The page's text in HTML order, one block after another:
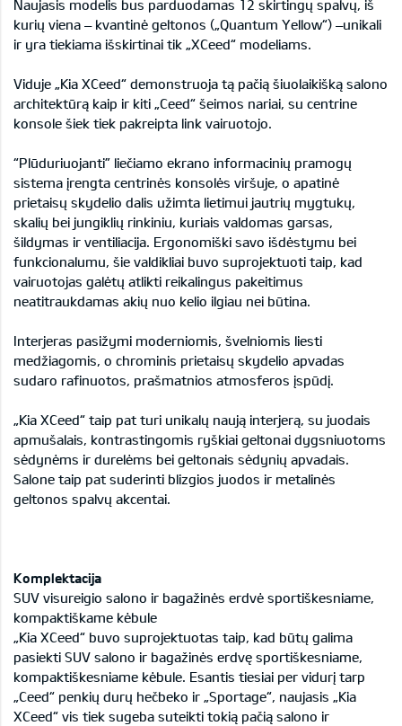
Naujasis modelis bus parduodamas 12 skirtingų spalvų, iš
kurių viena – kvantinė geltonos („Quantum Yellow“) –unikali
ir yra tiekiama išskirtinai tik „XCeed“ modeliams.
Viduje „Kia XCeed“ demonstruoja tą pačią šiuolaikišką salono
architektūrą kaip ir kiti „Ceed“ šeimos nariai, su centrine
konsole šiek tiek pakreipta link vairuotojo.
“Plūduriuojanti” liečiamo ekrano informacinių pramogų
sistema įrengta centrinės konsolės viršuje, o apatinė
prietaisų skydelio dalis užimta lietimui jautrių mygtukų,
skalių bei jungiklių rinkiniu, kuriais valdomas garsas,
šildymas ir ventiliacija. Ergonomiški savo išdėstymu bei
funkcionalumu, šie valdikliai buvo suprojektuoti taip, kad
vairuotojas galėtų atlikti reikalingus pakeitimus
neatitraukdamas akių nuo kelio ilgiau nei būtina.
Interjeras pasižymi moderniomis, švelniomis liesti
medžiagomis, o chrominis prietaisų skydelio apvadas
sudaro rafinuotos, prašmatnios atmosferos įspūdį.
„Kia XCeed“ taip pat turi unikalų naują interjerą, su juodais
apmušalais, kontrastingomis ryškiai geltonai dygsniuotoms
sėdynėms ir durelėms bei geltonais sėdynių apvadais.
Salone taip pat suderinti blizgios juodos ir metalinės
geltonos spalvų akcentai.
Komplektacija
SUV visureigio salono ir bagažinės erdvė sportiškesniame,
kompaktiškame kėbule
„Kia XCeed“ buvo suprojektuotas taip, kad būtų galima
pasiekti SUV salono ir bagažinės erdvę sportiškesniame,
kompaktiškesniame kėbule. Esantis tiesiai per vidurį tarp
„Ceed“ penkių durų hečbeko ir „Sportage“, naujasis „Kia
XCeed“ vis tiek sugeba suteikti tokią pačią salono ir